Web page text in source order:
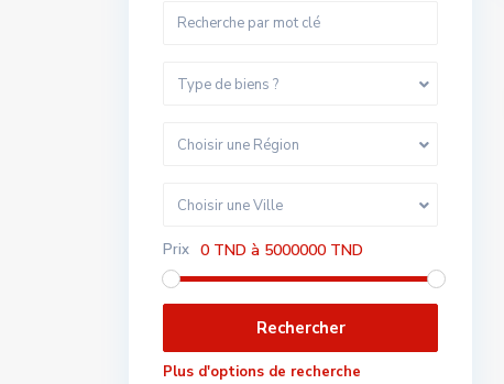
Type de biens ?
Choisir une Région
Choisir une Ville
Prix 0 TND à 5000000 TND
Plus d'options de recherche